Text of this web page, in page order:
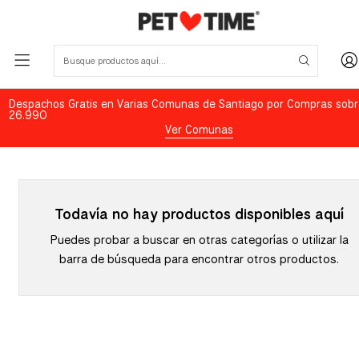
Despachos Gratis en Varias Comunas de Santiago por Compras
26.990
Ver Comunas
Todavía no hay productos disponibles aquí
Puedes probar a buscar en otras categorías o utilizar la
barra de búsqueda para encontrar otros productos.